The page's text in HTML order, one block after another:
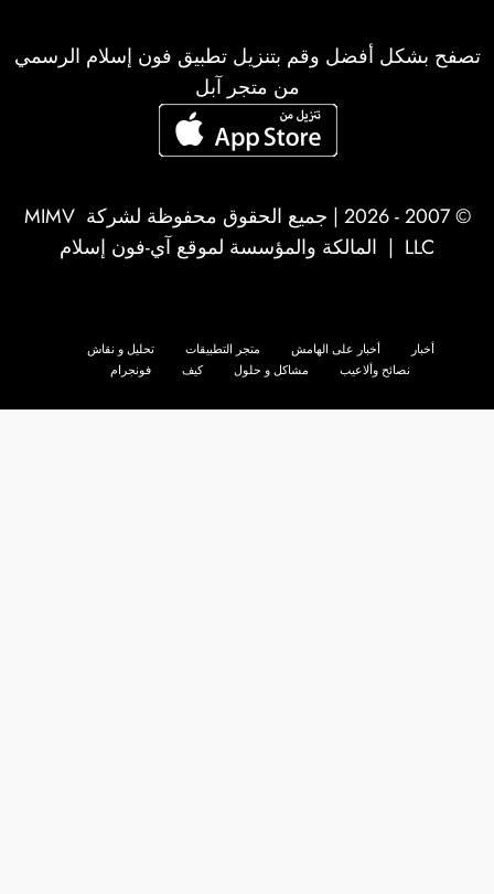
تصفح بشكل أفضل وقم بتنزيل تطبيق فون إسلام الرسمي
من متجر آبل
© 2007 - 2026 | جميع الحقوق محفوظة لشركة
MIMV
LLC | المالكة والمؤسسة لموقع آي-فون إسلام
أخبار أخبار على الهامش متجر التطبيقات
تحليل و نقاش
نصائح وألاعيب
مشاكل و حلول كيف فونجرام